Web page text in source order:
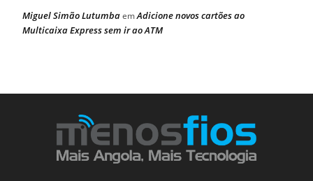
Miguel Simão LutumbaemAdicione novos cartões ao
Multicaixa Express sem ir ao ATM